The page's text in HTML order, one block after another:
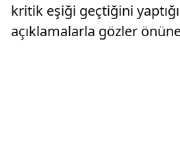
kritik eşiği geçtiğini yaptığı
açıklamalarla gözler